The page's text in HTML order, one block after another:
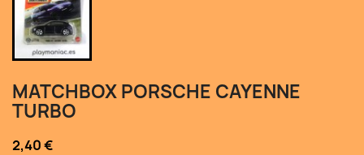
MATCHBOX PORSCHE CAYENNE
TURBO
2,40 €